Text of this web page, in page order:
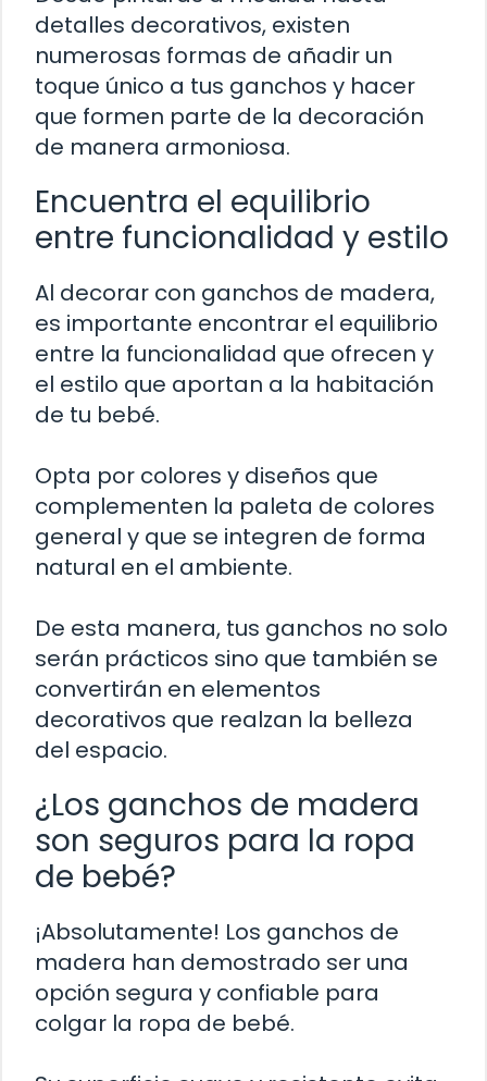
detalles decorativos, existen
numerosas formas de añadir un
toque único a tus ganchos y hacer
que formen parte de la decoración
de manera armoniosa.
Encuentra el equilibrio
entre funcionalidad y estilo
Al decorar con ganchos de madera,
es importante encontrar el equilibrio
entre la funcionalidad que ofrecen y
el estilo que aportan a la habitación
de tu bebé.
Opta por colores y diseños que
complementen la paleta de colores
general y que se integren de forma
natural en el ambiente.
De esta manera, tus ganchos no solo
serán prácticos sino que también se
convertirán en elementos
decorativos que realzan la belleza
del espacio.
¿Los ganchos de madera
son seguros para la ropa
de bebé?
¡Absolutamente! Los ganchos de
madera han demostrado ser una
opción segura y confiable para
colgar la ropa de bebé.